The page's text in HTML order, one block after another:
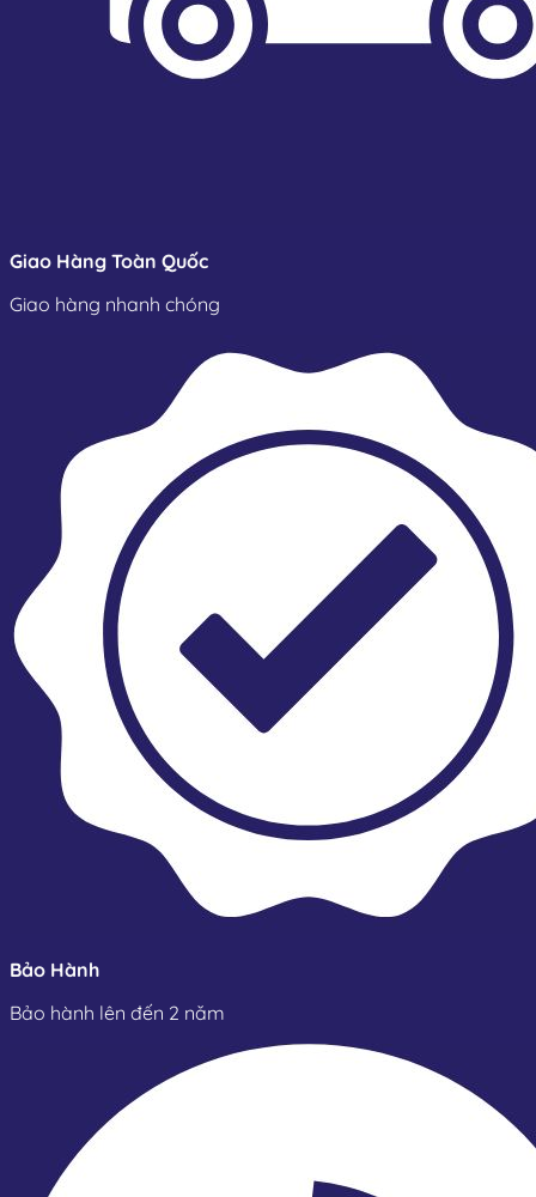
Giao Hàng Toàn Quốc
Giao hàng nhanh chóng
Bảo Hành
Bảo hành lên đến 2 năm